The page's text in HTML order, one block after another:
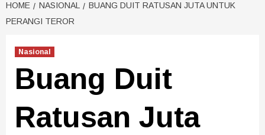
HOME NASIONAL
BUANG DUIT RATUSAN JUTA UNTUK
PERANGI TEROR
Nasional
Buang Duit
Ratusan Juta